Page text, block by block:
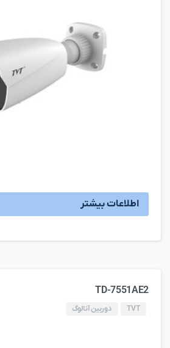
اطلاعات بیشتر
TD-7551AE2
TVT دوربین آنالوگ